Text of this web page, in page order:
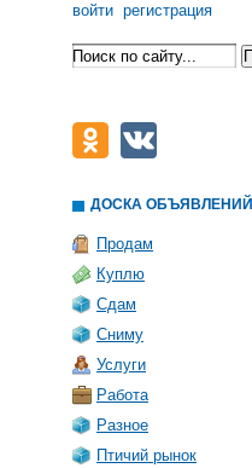
войти регистрация
ДОСКА ОБЪЯВЛЕНИЙ
Продам
Куплю
Сдам
Сниму
Услуги
Работа
Разное
Птичий рынок